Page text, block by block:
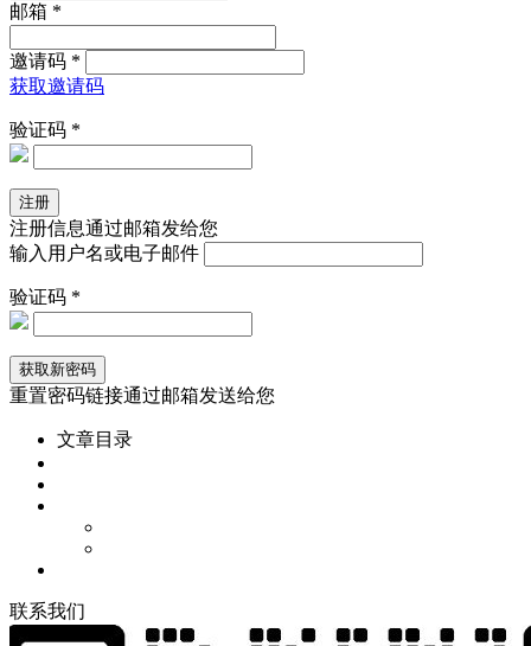
邮箱 *
邀请码 *
获取邀请码
验证码 *
注册信息通过邮箱发给您
输入用户名或电子邮件
验证码 *
重置密码链接通过邮箱发送给您
文章目录
联系我们